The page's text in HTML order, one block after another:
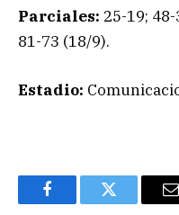
Parciales: 25-19;
81-73 (18/9).
Estadio:
FacebookTwitter